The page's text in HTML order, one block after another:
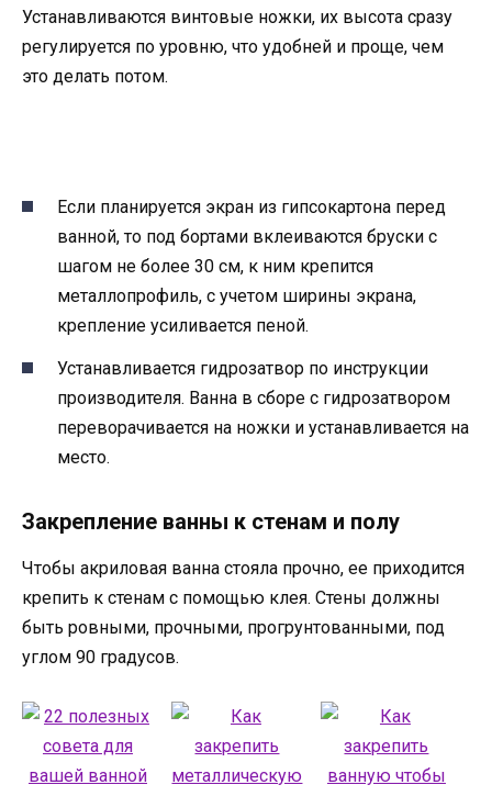
Устанавливаются винтовые ножки, их высота сразу
регулируется по уровню, что удобней и проще, чем
это делать потом.
Если планируется экран из гипсокартона перед
ванной, то под бортами вклеиваются бруски с
шагом не более 30 см, к ним крепится
металлопрофиль, с учетом ширины экрана,
крепление усиливается пеной.
Устанавливается гидрозатвор по инструкции
производителя. Ванна в сборе с гидрозатвором
переворачивается на ножки и устанавливается на
место.
Закрепление ванны к стенам и полу
Чтобы акриловая ванна стояла прочно, ее приходится
крепить к стенам с помощью клея. Стены должны
быть ровными, прочными, прогрунтованными, под
углом 90 градусов.